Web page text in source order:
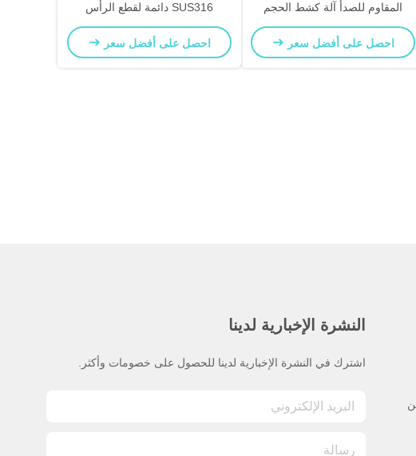
المقاوم للصدأ آلة كشط الحجم
السمكية آلة قطع الحجم السمكية
احصل على أفضل سعر
SUS316 دائمة لقطع الرأس
احصل على أفضل سعر
النشرة الإخبارية لدينا
اشترك في النشرة الإخبارية لدينا للحصول على خصومات وأكثر.